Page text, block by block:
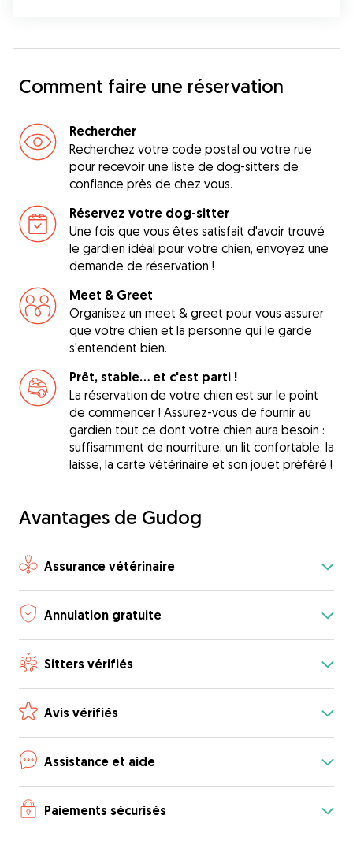
Comment faire une réservation
Rechercher
Recherchez votre code postal ou votre rue
pour recevoir une liste de dog-sitters de
confiance près de chez vous.
Réservez votre dog-sitter
Une fois que vous êtes satisfait d'avoir trouvé
le gardien idéal pour votre chien, envoyez une
demande de réservation !
Meet & Greet
Organisez un meet & greet pour vous assurer
que votre chien et la personne qui le garde
s'entendent bien.
Prêt, stable... et c'est parti !
La réservation de votre chien est sur le point
de commencer ! Assurez-vous de fournir au
gardien tout ce dont votre chien aura besoin :
suffisamment de nourriture, un lit confortable, la
laisse, la carte vétérinaire et son jouet préféré !
Avantages de Gudog
Assurance vétérinaire
Annulation gratuite
Sitters vérifiés
Avis vérifiés
Assistance et aide
Paiements sécurisés